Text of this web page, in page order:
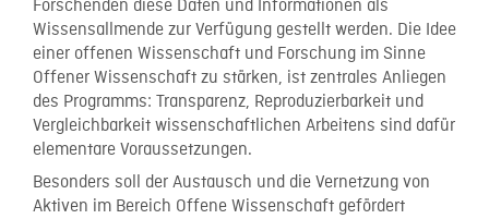
Forschenden diese Daten und Informationen als
Wissensallmende zur Verfügung gestellt werden. Die Idee
einer offenen Wissenschaft und Forschung im Sinne
Offener Wissenschaft zu stärken, ist zentrales Anliegen
des Programms: Transparenz, Reproduzierbarkeit und
Vergleichbarkeit wissenschaftlichen Arbeitens sind dafür
elementare Voraussetzungen.
Besonders soll der Austausch und die Vernetzung von
Aktiven im Bereich Offene Wissenschaft gefördert